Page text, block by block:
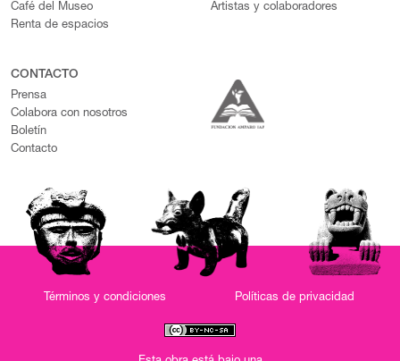
Café del Museo
Renta de espacios
Artistas y colaboradores
CONTACTO
Prensa
Colabora con nosotros
Boletín
Contacto
Términos y condiciones Políticas de privacidad